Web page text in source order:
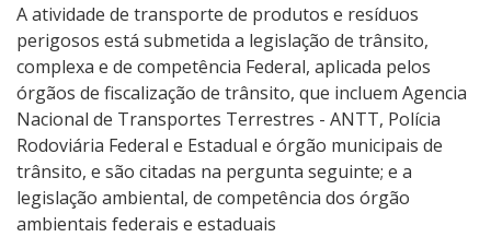
A atividade de transporte de produtos e resíduos
perigosos está submetida a legislação de trânsito,
complexa e de competência Federal, aplicada pelos
órgãos de fiscalização de trânsito, que incluem Agencia
Nacional de Transportes Terrestres - ANTT, Polícia
Rodoviária Federal e Estadual e órgão municipais de
trânsito, e são citadas na pergunta seguinte; e a
legislação ambiental, de competência dos órgão
ambientais federais e estaduais